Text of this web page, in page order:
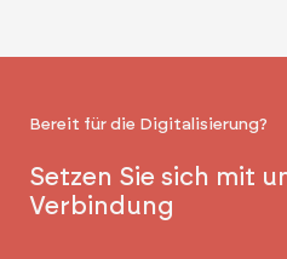
Bereit für die Digitalisierung?
Setzen Sie sich mit
Verbindung